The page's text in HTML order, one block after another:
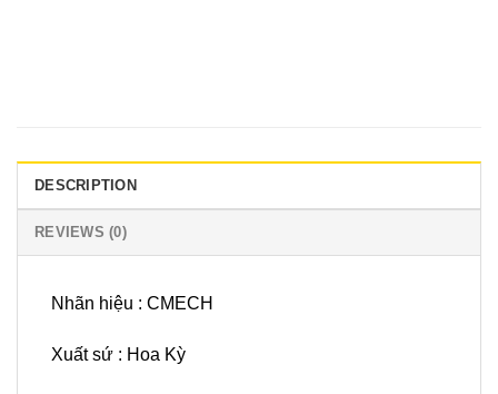
DESCRIPTION
REVIEWS (0)
Nhãn hiệu : CMECH
Xuất sứ : Hoa Kỳ